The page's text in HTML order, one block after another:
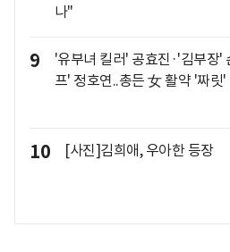
나"
9
'유부녀 킬러' 공효진·'김부장'
프' 정호연..총든 女 활약 '짜릿'
10 [사진]김희애, 우아한 등장